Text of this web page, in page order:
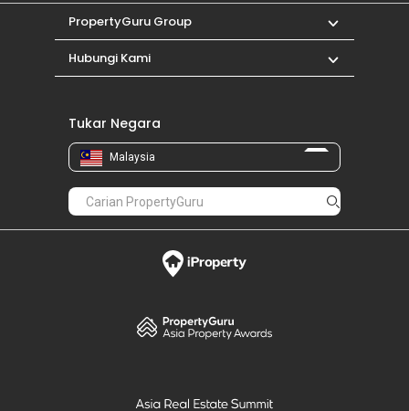
PropertyGuru Group
Hubungi Kami
Tukar Negara
Malaysia